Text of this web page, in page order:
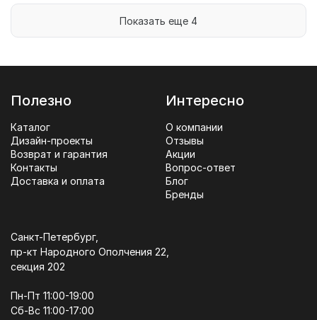
Показать еще 4
Полезно
Каталог
Дизайн-проекты
Возврат и гарантия
Контакты
Доставка и оплата
Интересно
О компании
Отзывы
Акции
Вопрос-ответ
Блог
Бренды
Санкт-Петербург,
пр-кт Народного Ополчения 22,
секция 202
Пн-Пт 11:00-19:00
Сб-Вс 11:00-17:00